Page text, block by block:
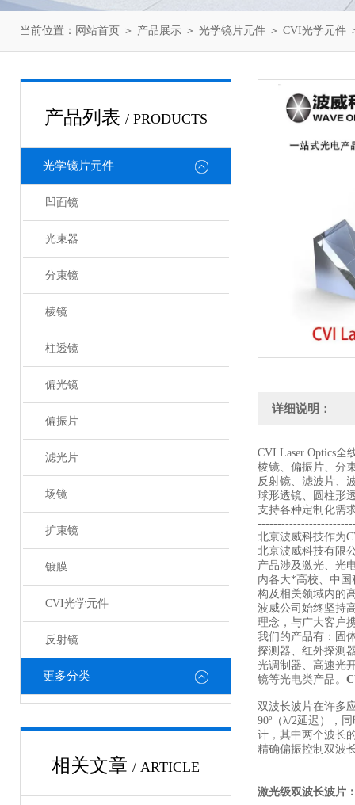
当前位置： 网站首页 ＞ 产品展示 ＞ 光学镜片元件 ＞ CVI光学元件
产品列表 / PRODUCTS
光学镜片元件
凹面镜
光束器
分束镜
棱镜
柱透镜
偏光镜
偏振片
滤光片
场镜
扩束镜
镀膜
CVI光学元件
反射镜
更多分类
相关文章 / ARTICLE
详细说明：
CVI Laser Optics全
棱镜、偏振片、分
反射镜、滤波片、
球形透镜、圆柱形
支持各种定制化需
北京波威科技作为
北京波威科技有限
产品涉及激光、光
内各大*高校、中
构及相关领域内的
波威公司始终坚持
理念，与广大客户
我们的产品有：固
探测器、红外探测
光调制器、高速光
镜等光电类产品。
双波长波片在许多
90º（λ/2延迟），
计，其中两个波长
精确偏振控制双波
激光级双波长波片